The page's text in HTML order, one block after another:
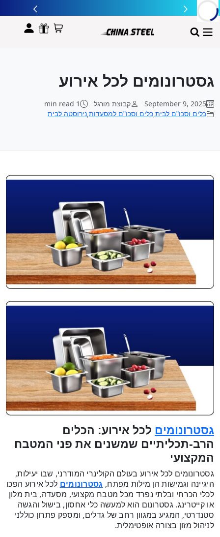
לתוכן
גסטרונומים לכל אירוע
September 9, 2025 קבוצת מורגל 1 min read
כלים וסכו"ם לבית, כלים וסכו"ם למסעדות, נירוסטה לבית
גסטרונומיםלכל אירוע: הכלים
הרב-תכליתיים שמשנים את פני המטבח
המקצועי
גסטרונומים לכל אירוע בעולם הקולינרי המודרני, שבו יעילות,
היגיינה וגמישות הן מילות מפתח, גסטרונומיםלכל אירוע הפכו
לכלי הכרחי ובלתי נפרד מכל מטבח מקצועי, מסעדה, בית מלון
או קייטרינג. גסטרונום הוא למעשה כלי אחסון, בישול והגשה
סטנדרטי, המגיע במגוון רחב של גדלים, ומספק פתרון כוללני
לניהול מזון בצורה אופטימלית.